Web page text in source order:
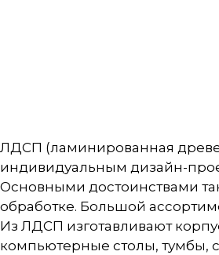
ЛДСП (ламинированная
индивидуальным дизайн-
Основными достоинствами
обработке. Большой
Из ЛДСП изготавливают
компьютерные столы, тумбы,